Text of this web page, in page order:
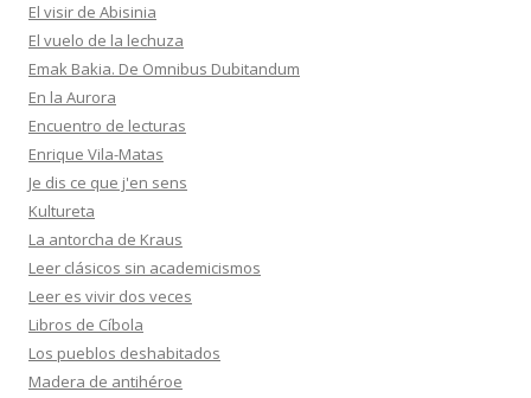
El visir de Abisinia
El vuelo de la lechuza
Emak Bakia. De Omnibus Dubitandum
En la Aurora
Encuentro de lecturas
Enrique Vila-Matas
Je dis ce que j'en sens
Kultureta
La antorcha de Kraus
Leer clásicos sin academicismos
Leer es vivir dos veces
Libros de Cíbola
Los pueblos deshabitados
Madera de antihéroe